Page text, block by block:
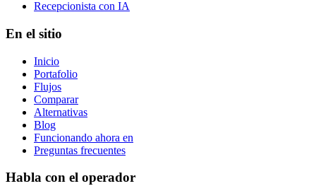
Recepcionista con IA
En el sitio
Inicio
Portafolio
Flujos
Comparar
Alternativas
Blog
Funcionando ahora en
Preguntas frecuentes
Habla con el operador